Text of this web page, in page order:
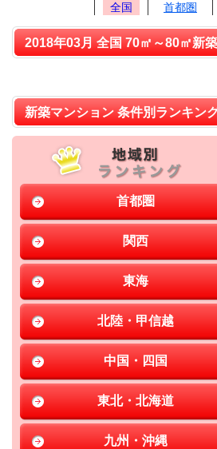
全国 首都圏
2018年03月 全国 70㎡～80㎡新
新築マンション 条件別ランキン
首都圏
関西
東海
北陸・甲信越
中国・四国
東北・北海道
九州・沖縄